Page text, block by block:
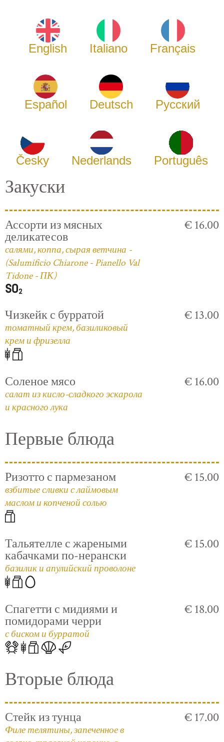
English Italiano Français
Español Deutsch Русский
Česky Nederlands Português
Закуски
Ассорти из мясных
деликатесов
салями, коппа, сырая ветчина -
(Salumificio Chiarone - Pianello Val
Tidone - ПК)
€ 16.00
Чизкейк с бурратой
томатный крем, базиликовый
крем и фризелла
€ 13.00
Соленое мясо
салат из кисло-сладкого эскарола
и красного лука
€ 16.00
Первые блюда
Ризотто с пармезаном
взбитые сливки с лаймовым
маслом и копченой солью
€ 15.00
Тальятелле с жареными
кабачками по-нерански
базилик и апулийский проволоне
€ 15.00
Спагетти с мидиями и
помидорами черри
с биском и бурратой
€ 18.00
Вторые блюда
Стейк из тунца
Филе телятины, запеченное в
€ 17.00